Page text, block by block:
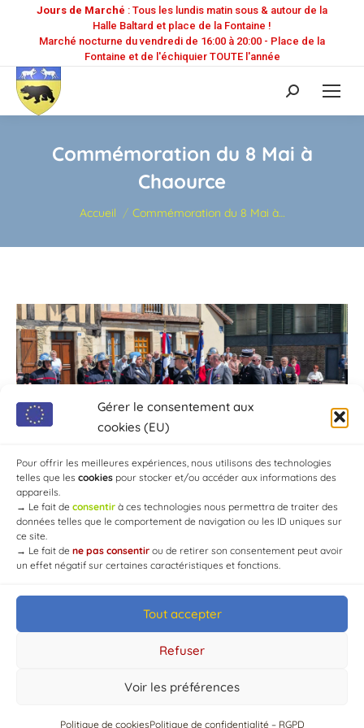
Gérer le consentement aux
cookies (EU)
Pour offrir les meilleures expériences, nous utilisons des technologies
telles que les cookies pour stocker et/ou accéder aux informations des
appareils.
→ Le fait de consentir à ces technologies nous permettra de traiter des
données telles que le comportement de navigation ou les ID uniques sur
ce site.
→ Le fait de ne pas consentir ou de retirer son consentement peut avoir
un effet négatif sur certaines caractéristiques et fonctions.
Tout accepter
Refuser
Voir les préférences
Politique de cookiesPolitique de confidentialité – RGPD
Jours de Marché : Tous les lundis matin sous & autour de la
Halle Baltard et place de la Fontaine !
Marché nocturne du vendredi de 16:00 à 20:00 - Place de la
Fontaine et de l'échiquier TOUTE l'année
Recherche
:
Commémoration du 8 Mai à
Chaource
Vous êtes ici :
Accueil Commémoration du 8 Mai à…
© Mairie de Chaource [2004-2024] | Tous droits réservés.
Developed byWEB3-DESIGN